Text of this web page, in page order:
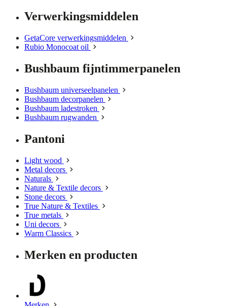
Verwerkingsmiddelen
GetaCore verwerkingsmiddelen
Rubio Monocoat oil
Bushbaum fijntimmerpanelen
Bushbaum universeelpanelen
Bushbaum decorpanelen
Bushbaum ladestroken
Bushbaum rugwanden
Pantoni
Light wood
Metal decors
Naturals
Nature & Textile decors
Stone decors
True Nature & Textiles
True metals
Uni decors
Warm Classics
Merken en producten